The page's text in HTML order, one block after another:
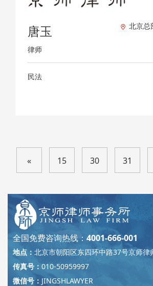
唐玉
律师
北京总
民法
« 15 30 31
45 60 75 90
135 »
全国免费咨询热线： 4001-666-001
地点： 北京市朝阳区东四环中路37号京师律
传真号： 010-50959997
微信号： JINGSHLAWYER